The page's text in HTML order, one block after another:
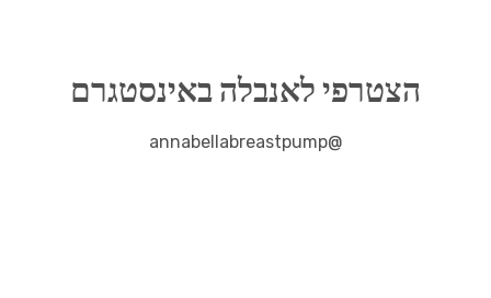
הצטרפי לאנבלה באינסטגרם
@annabellabreastpump